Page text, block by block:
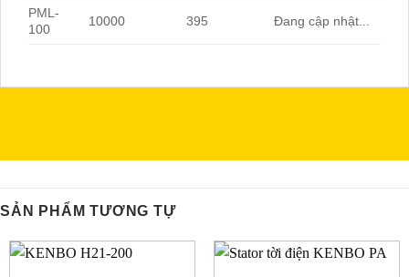
PML-
100
10000 395 Đang cập nhật...
SẢN PHẨM TƯƠNG TỰ